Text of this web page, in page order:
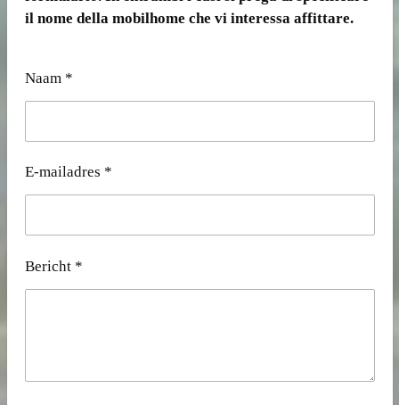
il nome della mobilhome che vi interessa affittare.
Naam *
E-mailadres *
Bericht *